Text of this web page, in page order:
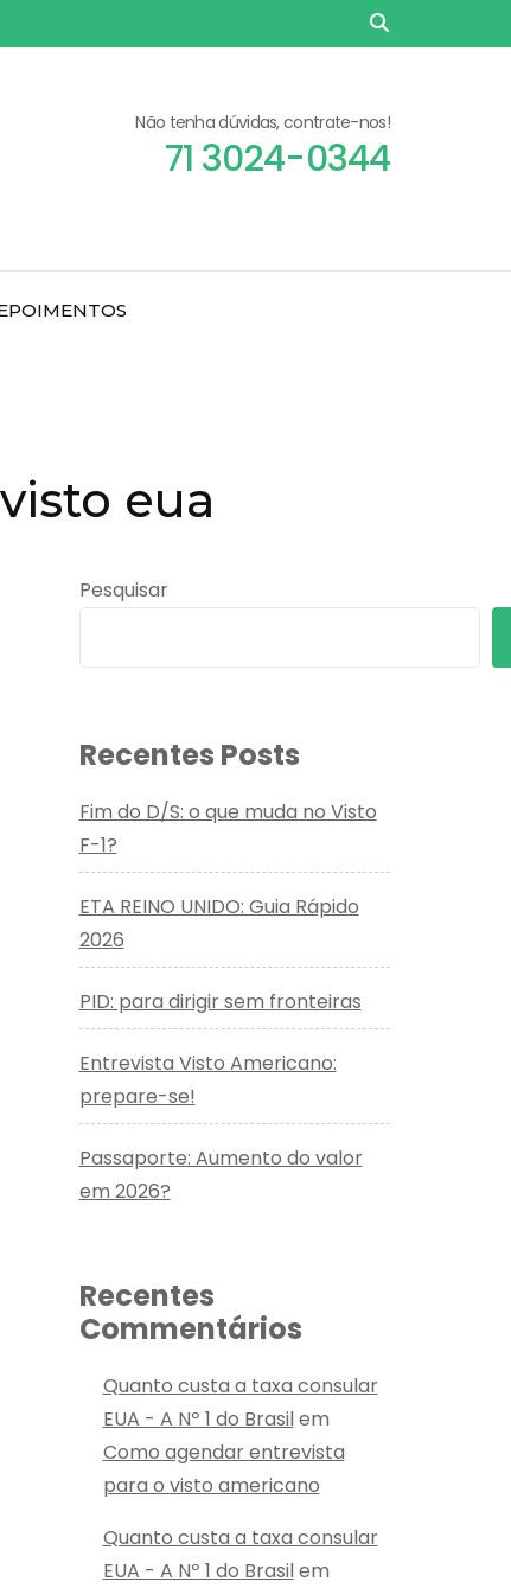
Não tenha dúvidas, contrate-nos!
71 3024-0344
eua
Pesquisar
Recentes Posts
Fim do D/S: o que muda no Visto
F-1?
ETA REINO UNIDO: Guia Rápido
2026
PID: para dirigir sem fronteiras
Entrevista Visto Americano:
prepare-se!
Passaporte: Aumento do valor
em 2026?
Recentes
Commentários
Quanto custa a taxa consular
EUA - A Nº 1 do Brasilem
Como agendar entrevista
para o visto americano
Quanto custa a taxa consular
EUA - A Nº 1 do Brasilem